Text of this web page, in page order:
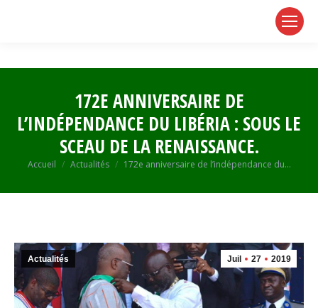
172E ANNIVERSAIRE DE
L’INDÉPENDANCE DU LIBÉRIA : SOUS LE
SCEAU DE LA RENAISSANCE.
Vous êtes ici :
Accueil Actualités 172e anniversaire de l’indépendance du…
Juil 27 2019
Actualités